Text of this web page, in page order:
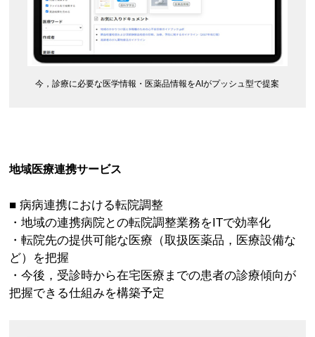
今，診療に必要な医学情報・医薬品情報をAIがプッシュ型で提案
地域医療連携サービス
■ 病病連携における転院調整
・地域の連携病院との転院調整業務をITで効率化
・転院先の提供可能な医療（取扱医薬品，医療設備な
ど）を把握
・今後，受診時から在宅医療までの患者の診療傾向が
把握できる仕組みを構築予定